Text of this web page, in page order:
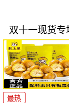
双十一现货专
最热